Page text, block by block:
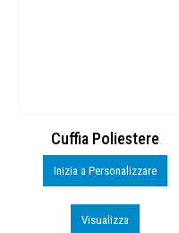
Cuffia Poliestere
Inizia a Personalizzare
Visualizza